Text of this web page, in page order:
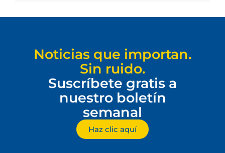
Noticias que importan.
Sin ruido.
Suscríbete gratis a
nuestro boletín
semanal
Haz clic aquí